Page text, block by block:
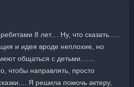
8 лет.... Ну, что сказать.....
и идея вроде неплохие, но
общаться с детьми.......
чтобы направлять, просто
Я решила помочь актеру,